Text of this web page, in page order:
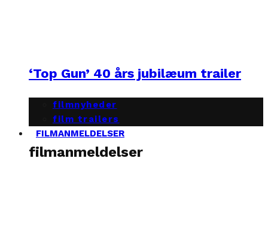
‘Top Gun’ 40 års jubilæum trailer
filmnyheder
film trailers
FILMANMELDELSER
filmanmeldelser